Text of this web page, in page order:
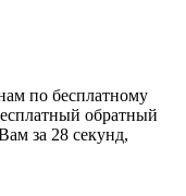
по бесплатному
обратный
за 28 секунд,